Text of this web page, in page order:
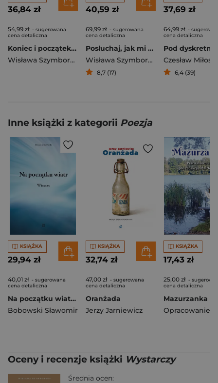
36,84 zł
54,99 zł - sugerowana
cena detaliczna
Koniec i początek (2026)
Wisława Szymborska
40,59 zł
69,99 zł - sugerowana
cena detaliczna
Posłuchaj, jak mi prędko bije twoje serce / Ascolta come mi batte forte il tuo cuore
Wisława Szymborska
8,7 (17)
37,69 zł
64,99 zł -
cena detaliczna
Czesław Miłosz
6,4 (39)
Inne książki z kategorii Poezja
KSIĄŻKA
29,94 zł
40,01 zł - sugerowana
cena detaliczna
Na początku wiatr. Wiersze
Bobowski Sławomir
KSIĄŻKA
32,74 zł
47,00 zł - sugerowana
cena detaliczna
Oranżada
Jerzy Jarniewicz
KSIĄŻKA
17,43 zł
25,00 zł -
cena detaliczna
Mazurzanka
Oceny i recenzje książki Wystarczy
Średnia ocen: